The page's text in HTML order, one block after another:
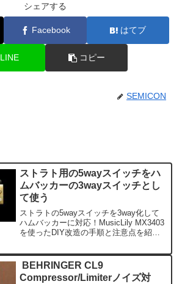
シェアする
Facebook はてブ
LINE コピー
SEMICON
ストラト用の5wayスイッチをハ
ムバッカーの3wayスイッチとし
て使う
ストラトの5wayスイッチを3way化して
ハムバッカーに対応！MusicLily MX3403
を使ったDIY改造の手順と注意点を紹
BEHRINGER CL9
Compressor/Limiterノイズ対